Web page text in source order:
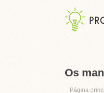
Os
Página